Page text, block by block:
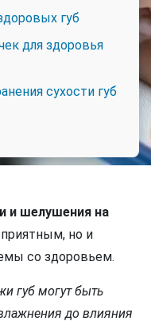
губ
для здоровья
сухости губ
и шелушения на
но и
со здоровьем.
губ могут быть
до влияния